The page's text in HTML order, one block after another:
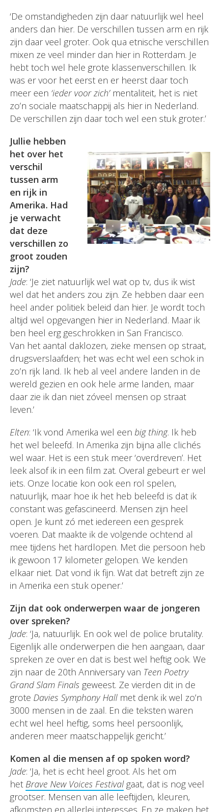
‘De omstandigheden zijn daar natuurlijk wel heel
anders dan hier. De verschillen tussen arm en rijk
zijn daar veel groter. Ook qua etnische verschillen
mixen ze veel minder dan hier in Rotterdam. Je
hebt toch wel hele grote klassenverschillen. Ik
was er voor het eerst en er heerst daar toch
meer een ‘ieder voor zich’mentaliteit, het is niet
zo’n sociale maatschappij als hier in Nederland.
De verschillen zijn daar toch wel een stuk groter.’
Jullie hebben
het over het
verschil
tussen arm
en rijk in
Amerika. Had
je verwacht
dat deze
verschillen zo
groot zouden
zijn?
Jade: ‘Je ziet natuurlijk wel wat op tv, dus ik wist
wel dat het anders zou zijn. Ze hebben daar een
heel ander politiek beleid dan hier. Je wordt toch
altijd wel opgevangen hier in Nederland. Maar ik
ben heel erg geschrokken in San Francisco.
Van het aantal daklozen, zieke mensen op straat,
drugsverslaafden; het was echt wel een schok in
zo’n rijk land. Ik heb al veel andere landen in de
wereld gezien en ook hele arme landen, maar
daar zie ik dan niet zóveel mensen op straat
leven.’
Elten: ‘Ik vond Amerika wel een big thing. Ik heb
het wel beleefd. In Amerika zijn bijna alle clichés
wel waar. Het is een stuk meer ‘overdreven’. Het
leek alsof ik in een film zat. Overal gebeurt er wel
iets. Onze locatie kon ook een rol spelen,
natuurlijk, maar hoe ik het heb beleefd is dat ik
constant was gefascineerd. Mensen zijn heel
open. Je kunt zó met iedereen een gesprek
voeren. Dat maakte ik de volgende ochtend al
mee tijdens het hardlopen. Met die persoon heb
ik gewoon 17 kilometer gelopen. We kenden
elkaar niet. Dat vond ik fijn. Wat dat betreft zijn ze
in Amerika een stuk opener.’
Zijn dat ook onderwerpen waar de jongeren
over spreken?
Jade: ‘Ja, natuurlijk. En ook wel de police brutality.
Eigenlijk alle onderwerpen die hen aangaan, daar
spreken ze over en dat is best wel heftig ook. We
zijn naar de 20th Anniversary van Teen Poetry
Grand Slam Finals geweest. Ze vierden dit in de
grote Davies Symphony Hallmet denk ik wel zo’n
3000 mensen in de zaal. En die teksten waren
echt wel heel heftig, soms heel persoonlijk,
anderen meer maatschappelijk gericht.’
Komen al die mensen af op spoken word?
Jade: ‘Ja, het is echt heel groot. Als het om
het Brave New Voices Festivalgaat, dat is nog veel
grootser. Mensen van alle leeftijden, kleuren,
afkomsten en allerlei interesses. En ze maken het